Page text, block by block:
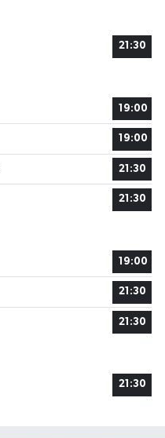
21:30
19:00
19:00
21:30
21:30
19:00
21:30
21:30
21:30